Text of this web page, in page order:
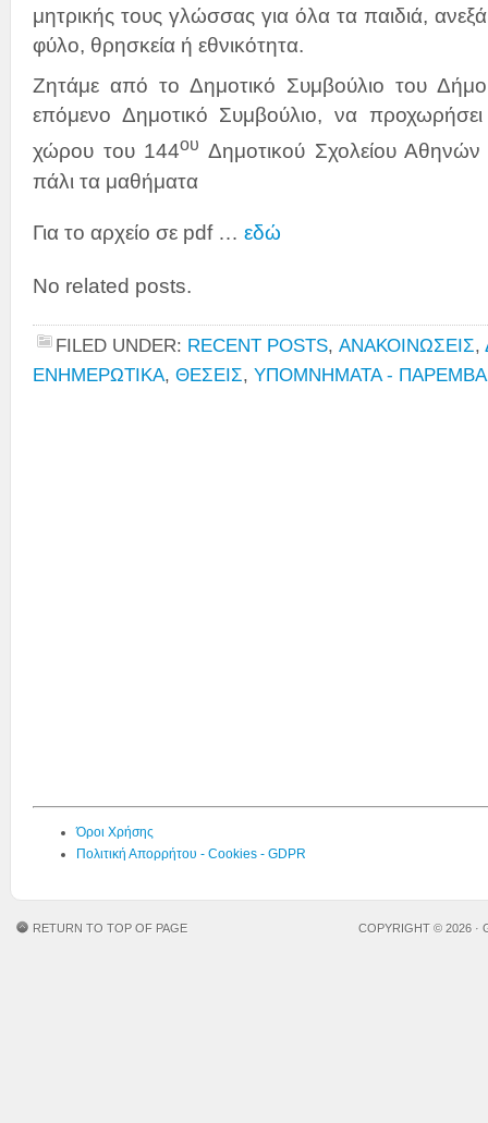
μητρικής τους γλώσσας για όλα τα παιδιά,
φύλο, θρησκεία ή εθνικότητα.
Ζητάμε από το Δημοτικό Συμβούλιο του
επόμενο Δημοτικό Συμβούλιο, να
χώρου του 144ου Δημοτικού Σχολείου
πάλι τα μαθήματα
Για το αρχείο σε pdf … εδώ
No related posts.
FILED UNDER: RECENT POSTS, ΑΝΑΚΟΙΝΩΣΕΙΣ,
ΕΝΗΜΕΡΩΤΙΚΑ, ΘΕΣΕΙΣ, ΥΠΟΜΝΗΜΑΤΑ -
Όροι Χρήσης
Πολιτική Απορρήτου - Cookies - GDPR
RETURN TO TOP OF PAGE COPYRIGHT © 2026 ·